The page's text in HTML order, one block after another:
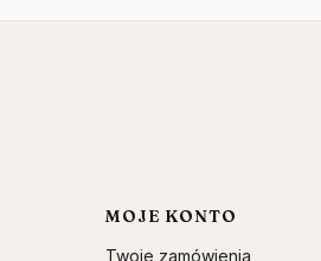
MOJE KONTO
Twoje zamówienia